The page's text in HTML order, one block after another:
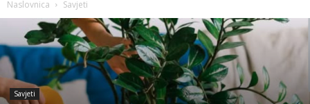
INFO
Naslovnica Savjeti
Savjeti